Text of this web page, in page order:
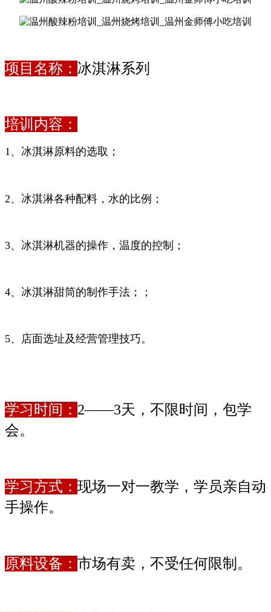
项目名称： 冰淇淋系列
培训内容：
1、冰淇淋原料的选取；
2、冰淇淋各种配料，水的比例；
3、冰淇淋机器的操作，温度的控制；
4、冰淇淋甜筒的制作手法；；
5、店面选址及经营管理技巧。
学习时间： 2——3天，不限时间，包学
会。
学习方式： 现场一对一教学，学员亲自动
手操作。
原料设备： 市场有卖，不受任何限制。